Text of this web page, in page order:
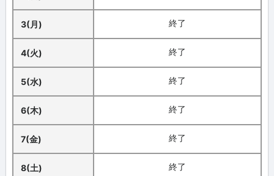
3(月) 終了
4(火) 終了
5(水) 終了
6(木) 終了
7(金) 終了
8(土) 終了